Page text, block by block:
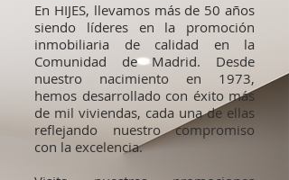
En HIJES, llevamos más de 50 años
siendo líderes en la promoción
inmobiliaria de calidad en la
Comunidad de Madrid. Desde
nuestro nacimiento en 1973,
hemos desarrollado con éxito más
de mil viviendas, cada una de ellas
reflejando nuestro compromiso
con la excelencia.